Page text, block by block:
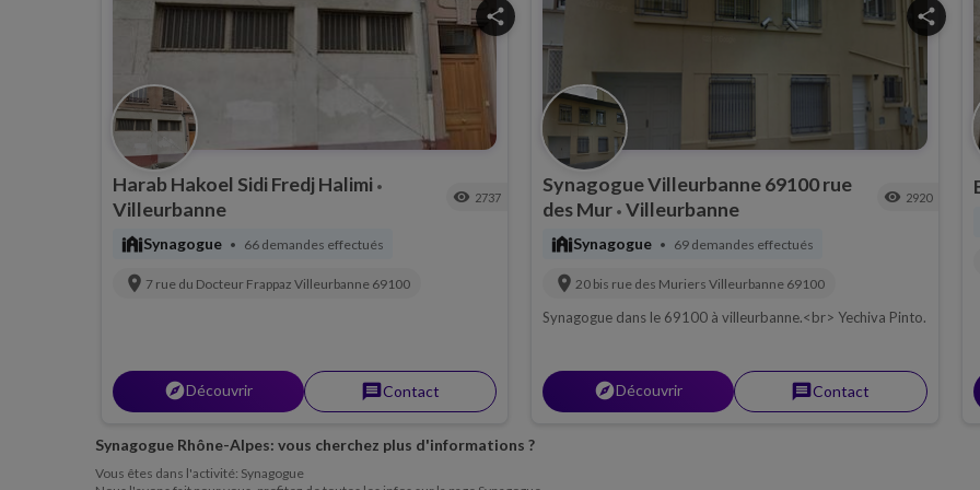
share
Harab Hakoel Sidi Fredj Halimi •
Villeurbanne visibility 2737
synagogueSynagogue • 66 demandes effectués
location_on 7 rue du Docteur Frappaz Villeurbanne 69100
explorerDécouvrir messageContact
share
Synagogue Villeurbanne 69100 rue
des Mur • Villeurbanne visibility 2920
synagogueSynagogue • 69 demandes effectués
location_on20 bis rue des MuriersVilleurbanne 69100
Synagogue dans le 69100 à villeurbanne.<br> Yechiva Pinto.
explorerDécouvrir messageContact
Synagogue Rhône-Alpes: vous cherchez plus d'informations ?
Vous êtes dans l'activité: Synagogue